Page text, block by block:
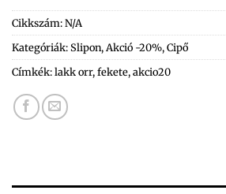
Cikkszám:N/A
Kategóriák:Slipon,Akció -20%,Cipő
Címkék:lakk orr,fekete,akcio20